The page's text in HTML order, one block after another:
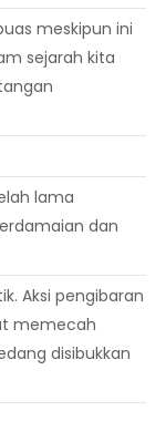
meskipun ini
sejarah kita
lama
dan
Aksi pengibaran
memecah
disibukkan